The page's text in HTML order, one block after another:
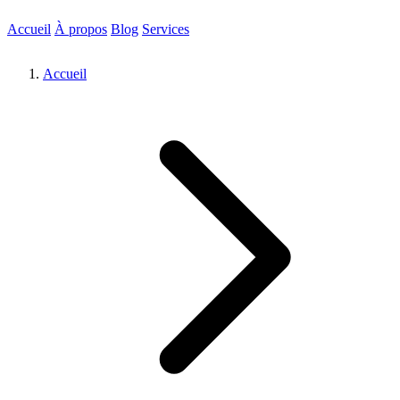
Accueil À propos Blog Services
Accueil